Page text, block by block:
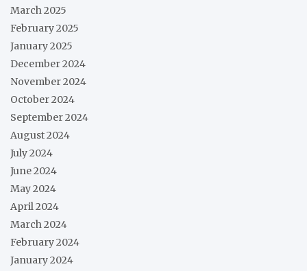
March 2025
February 2025
January 2025
December 2024
November 2024
October 2024
September 2024
August 2024
July 2024
June 2024
May 2024
April 2024
March 2024
February 2024
January 2024